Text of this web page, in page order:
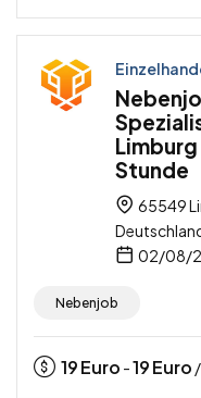
Stunde
65549
02/08/
Nebenjob
19Euro -19Euro